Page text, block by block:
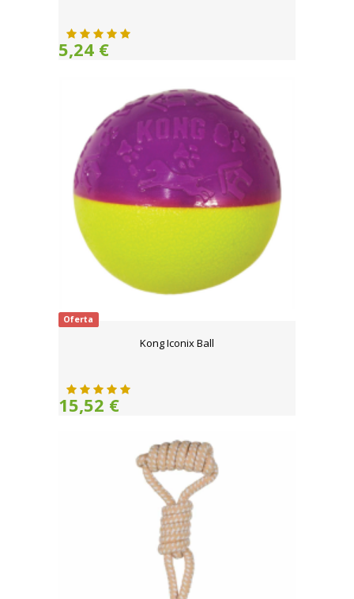
5,24 €
Oferta
Kong Iconix Ball
15,52 €